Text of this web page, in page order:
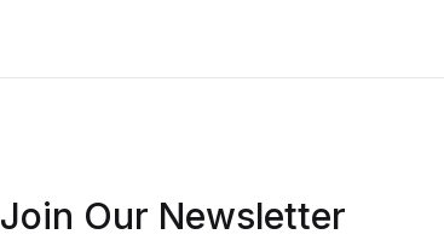
Join Our Newsletter